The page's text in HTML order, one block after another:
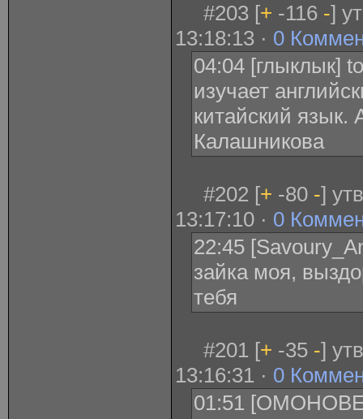
#203 [+ -116 -]
13:18:13 · 0
04:04 [глыклык]
изучает
китайский язык.
Калашникова
#202 [+ -80 -]
13:17:10 · 0
22:45
зайка моя,
тебя
#201 [+ -35 -]
13:16:31 · 0
01:51